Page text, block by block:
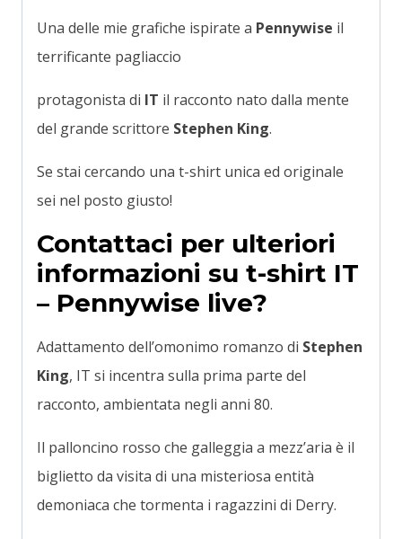
Una delle mie grafiche ispirate a Pennywise il
terrificante pagliaccio
protagonista di IT il racconto nato dalla mente
del grande scrittore Stephen King.
Se stai cercando una t-shirt unica ed originale
sei nel posto giusto!
Contattaci per ulteriori
informazioni su t-shirt IT
– Pennywise live?
Adattamento dell’omonimo romanzo di Stephen
King, IT si incentra sulla prima parte del
racconto, ambientata negli anni 80.
Il palloncino rosso che galleggia a mezz’aria è il
biglietto da visita di una misteriosa entità
demoniaca che tormenta i ragazzini di Derry.